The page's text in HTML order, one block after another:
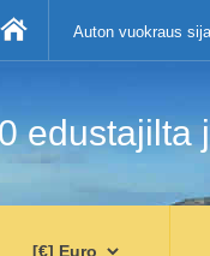
Auton vuokraus
edustajilta